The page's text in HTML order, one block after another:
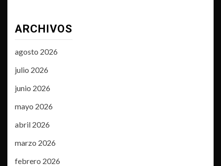
ARCHIVOS
agosto 2026
julio 2026
junio 2026
mayo 2026
abril 2026
marzo 2026
febrero 2026